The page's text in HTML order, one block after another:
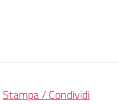
Stampa / Condividi